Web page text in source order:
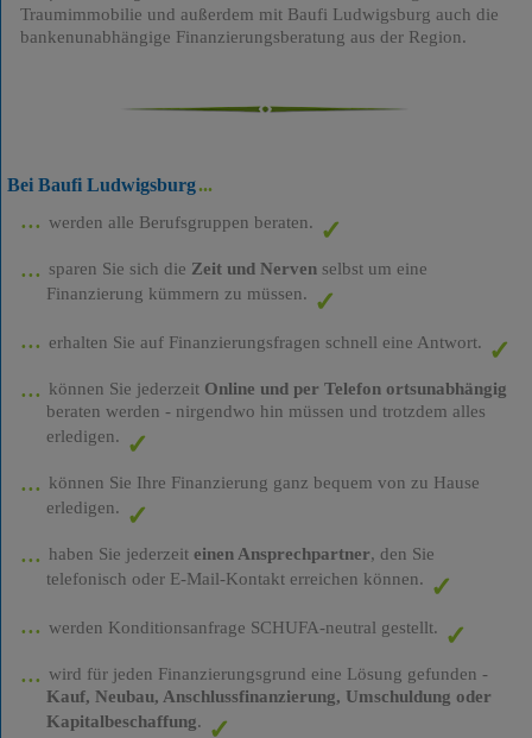
Traumimmobilie und außerdem mit Baufi Ludwigsburg auch die
bankenunabhängige Finanzierungsberatung aus der Region.
Bei Baufi Ludwigsburg
werden alle Berufsgruppen beraten.
sparen Sie sich die Zeit und Nervenselbst um eine
Finanzierung kümmern zu müssen.
erhalten Sie auf Finanzierungsfragen schnell eine Antwort.
können Sie jederzeit Online und per Telefon ortsunabhängig
beraten werden - nirgendwo hin müssen und trotzdem alles
erledigen.
können Sie Ihre Finanzierung ganz bequem von zu Hause
erledigen.
haben Sie jederzeit einen Ansprechpartner, den Sie
telefonisch oder E-Mail-Kontakt erreichen können.
werden Konditionsanfrage SCHUFA-neutral gestellt.
wird für jeden Finanzierungsgrund eine Lösung gefunden -
Kauf, Neubau, Anschlussfinanzierung, Umschuldung oder
Kapitalbeschaffung.